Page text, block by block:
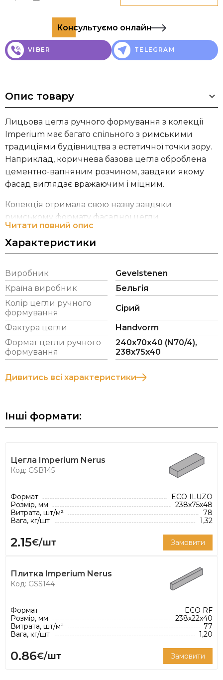
Консультуємо онлайн
VIBER TELEGRAM
Опис товару
Лицьова цегла ручного формування з колекції
Imperium має багато спільного з римськими
традиціями будівництва з естетичної точки зору.
Наприклад, коричнева базова цегла оброблена
цементно-вапняним розчином, завдяки якому
фасад виглядає вражаючим і міцним.
Колекція отримала свою назву завдяки
римському формату фасадної цегли.
Збалансоване співвідношення висоти та довжини
надає облицювальним цеглам подовжений
зовнішній вигляд, що робить їх придатними для
*Витрата цегли вказана з розрахунку
рекомендованої товщини шва 12 мм.
Читати повний опис
Характеристики
Виробник
Gevelstenen
Країна виробник
Бельгія
Колір цегли ручного
формування
Сірий
Фактура цегли
Handvorm
Формат цегли ручного
формування
240х70х40 (N70/4),
238x75x40
Дивитись всі характеристики
Інші формати:
Цегла Imperium Nerus
Код: GSB145
Формат
ECO ILUZO
Розмір, мм
238x75x48
Витрата, шт/м²
78
Вага, кг/шт
1,32
2.15€/шт Замовити
Плитка Imperium Nerus
Код: GSS144
Формат
ECO RF
Розмір, мм
238x22x40
Витрата, шт/м²
77
Вага, кг/шт
1,20
0.86€/шт Замовити